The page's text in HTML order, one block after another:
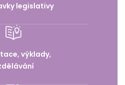
legislativy
výklady,